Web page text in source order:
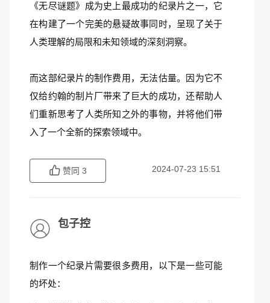
《无尽谜题》成为史上最成功的纪录片之一，它
在构建了一个完美的悬疑故事同时，呈现了关于
人类理解的局限和未知领域的深刻洞察。
而这部纪录片的制作费用，无法估量。因为它不
仅给约翰的制片厂带来了巨大的成功，还帮助人
们重新思考了人类所知之外的事物，并将他们带
入了一个全新的探索领域中。
赞同 3 2024-07-23 15:51
包子控
制作一个纪录片需要很多费用，以下是一些可能
的坏处：